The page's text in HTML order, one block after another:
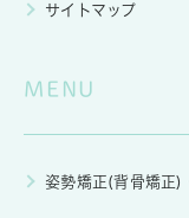
サイトマップ
MENU
姿勢矯正(背骨矯正)